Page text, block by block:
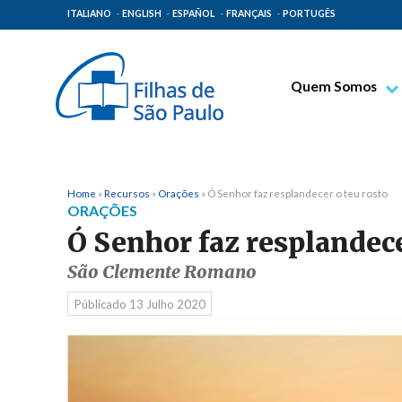
ITALIANO ENGLISH ESPAÑOL FRANÇAIS PORTUGÊS
Quem Somos
Lugares de
Home »Recursos » Orações » Ó Senhor faz resplandecer o teu rosto
ORAÇÕES
Ó Senhor faz
São Clemente Romano
Públicado 13 Julho 2020